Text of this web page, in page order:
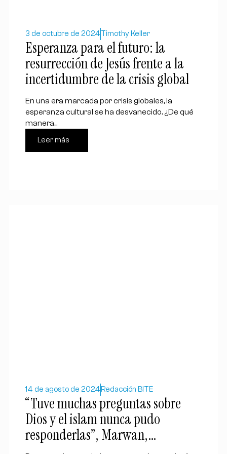
3 de octubre de 2024Timothy Keller
Esperanza para el futuro: la
resurrección de Jesús frente a la
incertidumbre de la crisis global
En una era marcada por crisis globales, la
esperanza cultural se ha desvanecido. ¿De qué
manera...
Leer más
14 de agosto de 2024 Redacción BITE
“Tuve muchas preguntas sobre
Dios y el islam nunca pudo
responderlas”, Marwan,